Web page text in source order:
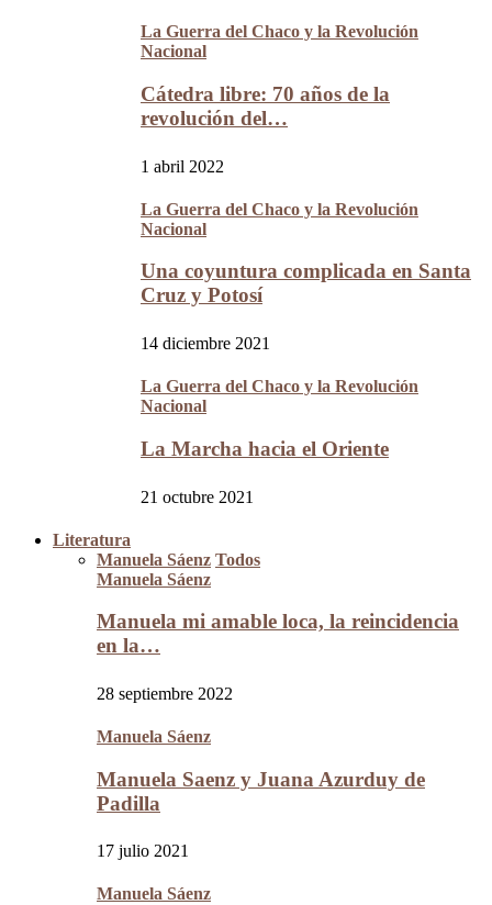
La Guerra del Chaco y la Revolución
Nacional
Cátedra libre: 70 años de la
revolución del…
1 abril 2022
La Guerra del Chaco y la Revolución
Nacional
Una coyuntura complicada en Santa
Cruz y Potosí
14 diciembre 2021
La Guerra del Chaco y la Revolución
Nacional
La Marcha hacia el Oriente
21 octubre 2021
Literatura
Manuela Sáenz Todos
Manuela Sáenz
Manuela mi amable loca, la reincidencia
en la…
28 septiembre 2022
Manuela Sáenz
Manuela Saenz y Juana Azurduy de
Padilla
17 julio 2021
Manuela Sáenz